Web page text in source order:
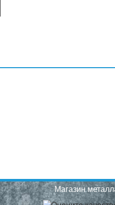
Магазин